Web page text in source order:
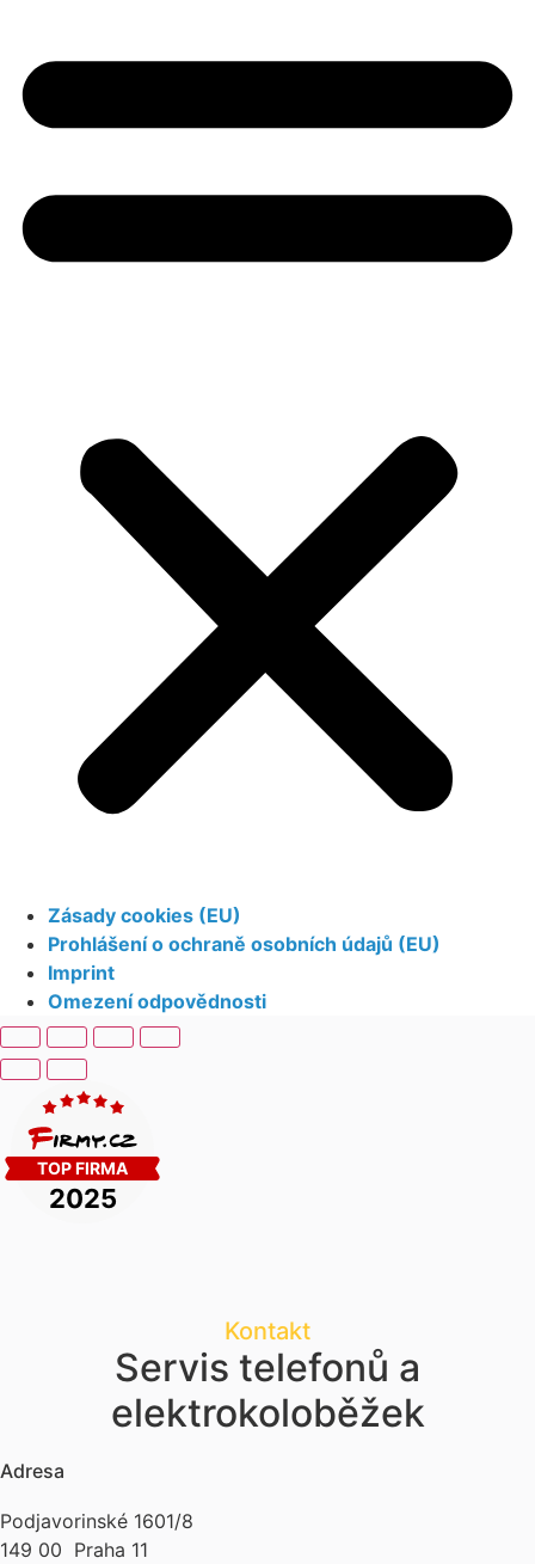
Zásady cookies (EU)
Prohlášení o ochraně osobních údajů (EU)
Imprint
Omezení odpovědnosti
Kontakt
Servis telefonů a
elektrokoloběžek
Adresa
Podjavorinské 1601/8
149 00 Praha 11